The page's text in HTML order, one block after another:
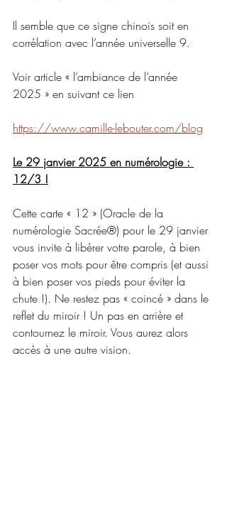
Il semble que ce signe chinois soit en
corrélation avec l’année universelle 9.
Voir article « l’ambiance de l’année
2025 » en suivant ce lien
https://www.camille-lebouter.com/blog
Le 29 janvier 2025 en numérologie :
12/3 !
Cette carte « 12 » (Oracle de la
numérologie Sacrée®) pour le 29 janvier
vous invite à libérer votre parole, à bien
poser vos mots pour être compris (et aussi
à bien poser vos pieds pour éviter la
chute !). Ne restez pas « coincé » dans le
reflet du miroir ! Un pas en arrière et
contournez le miroir. Vous aurez alors
accès à une autre vision.